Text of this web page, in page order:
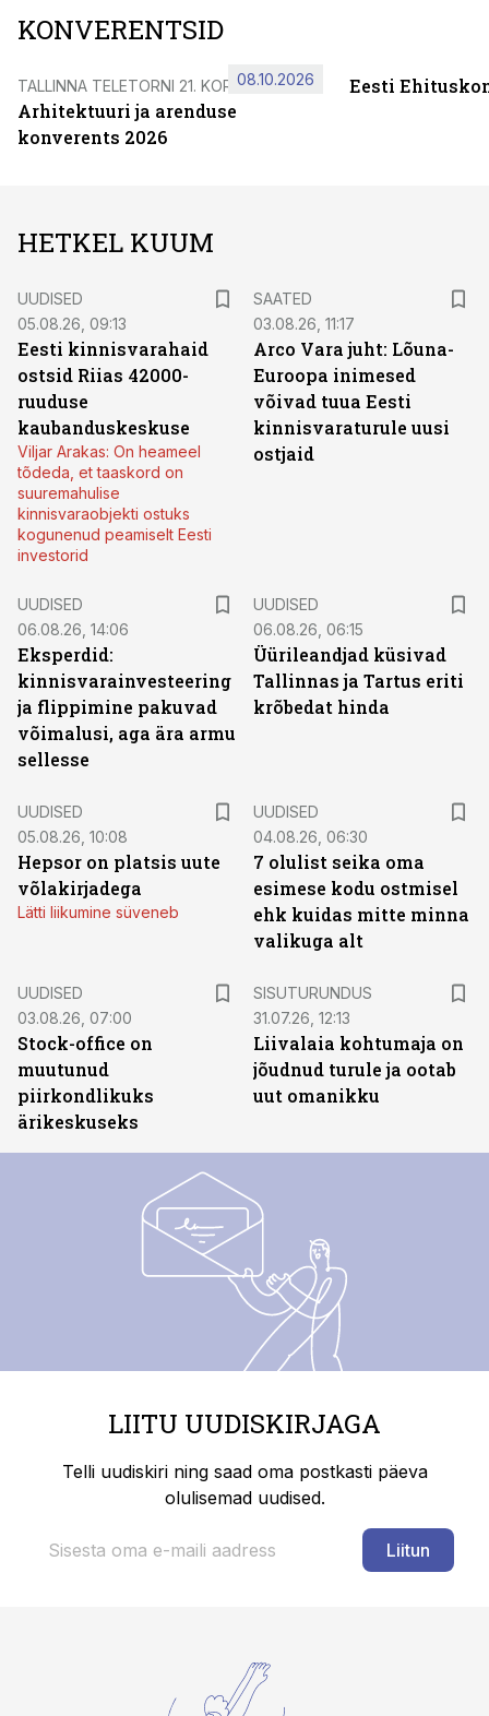
KONVERENTSID
TALLINNA TELETORNI 21. KORRUSEL
Arhitektuuri ja arenduse
konverents 2026
08.10.2026 Eesti
HETKEL KUUM
UUDISED
05.08.26, 09:13
Eesti kinnisvarahaid
ostsid Riias 42000-
ruuduse
kaubanduskeskuse
Viljar Arakas: On heameel
tõdeda, et taaskord on
suuremahulise
kinnisvaraobjekti ostuks
kogunenud peamiselt Eesti
investorid
SAATED
03.08.26, 11:17
Arco Vara juht: Lõuna-
Euroopa inimesed
võivad tuua Eesti
kinnisvaraturule uusi
ostjaid
UUDISED
06.08.26, 14:06
Eksperdid:
kinnisvarainvesteering
ja flippimine pakuvad
võimalusi, aga ära armu
sellesse
UUDISED
06.08.26, 06:15
Üürileandjad küsivad
Tallinnas ja Tartus eriti
krõbedat hinda
UUDISED
05.08.26, 10:08
Hepsor on platsis uute
võlakirjadega
Lätti liikumine süveneb
UUDISED
04.08.26, 06:30
7 olulist seika oma
esimese kodu ostmisel
ehk kuidas mitte minna
valikuga alt
UUDISED
03.08.26, 07:00
Stock-office on
muutunud
piirkondlikuks
ärikeskuseks
SISUTURUNDUS
31.07.26, 12:13
Liivalaia kohtumaja on
jõudnud turule ja ootab
uut omanikku
LIITU UUDISKIRJAGA
Telli uudiskiri ning saad oma postkasti päeva
olulisemad uudised.
Liitun